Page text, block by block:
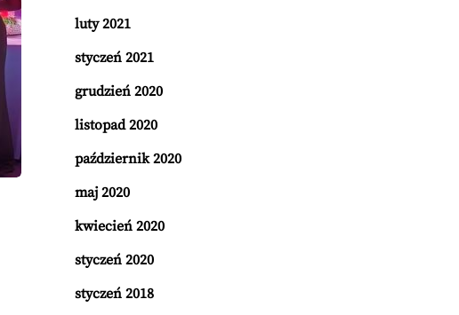
luty 2021
styczeń 2021
grudzień 2020
listopad 2020
październik 2020
maj 2020
kwiecień 2020
styczeń 2020
styczeń 2018